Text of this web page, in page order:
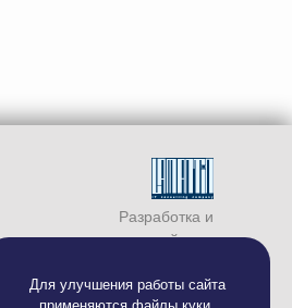
Для улучшения работы сайта
Разработка и
продвижение сайта —